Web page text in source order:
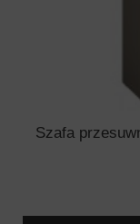
Szafa